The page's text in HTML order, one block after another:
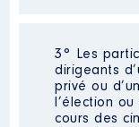
07/
:
Néant
3° Les
dirigeants
privé ou
l’élection
cours des